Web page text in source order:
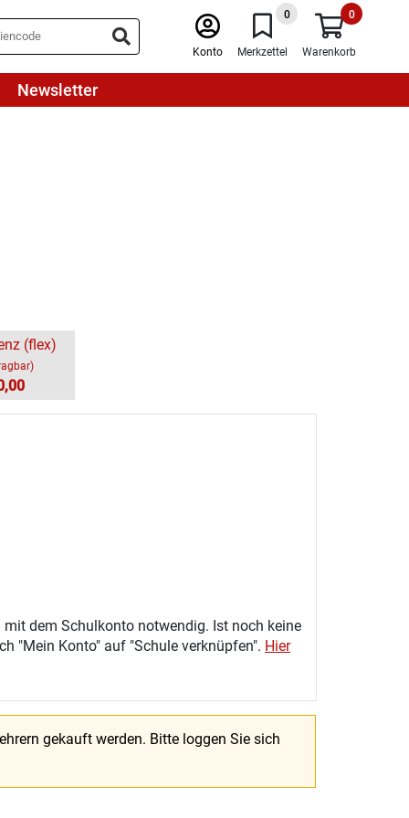
Konto
0
Merkzettel
0
Warenkorb
Newsletter
(flex)
dem Schulkonto notwendig. Ist noch keine
"Mein Konto" auf "Schule verknüpfen". Hier
gekauft werden. Bitte loggen Sie sich